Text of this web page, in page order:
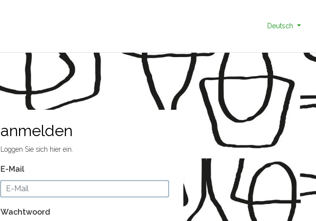
Deutsch
anmelden
Loggen Sie sich hier ein.
E-Mail
Wachtwoord